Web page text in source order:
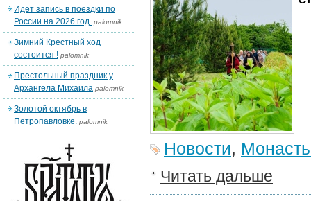
Новости,
Читать дальше
Идет запись в поездки по
России на 2026 год. palomnik
Зимний Крестный ход
состоится ! palomnik
Престольный праздник у
Архангела Михаила palomnik
Золотой октябрь в
Петропавловке. palomnik